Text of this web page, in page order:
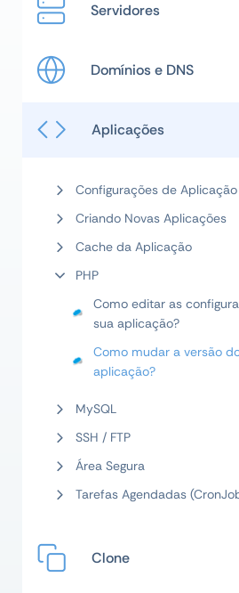
Servidores
Domínios e DNS
Aplicações
Configurações de Aplicação
Criando Novas Aplicações
Cache da Aplicação
PHP
Como editar as
sua aplicação?
Como mudar a versão
aplicação?
MySQL
SSH / FTP
Área Segura
Tarefas Agendadas
Clone